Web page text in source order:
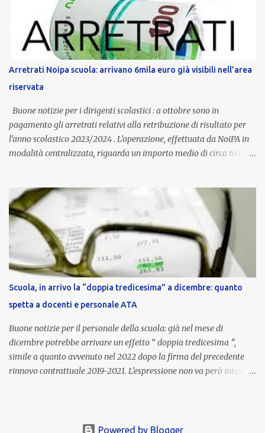
normativa nazionale e con l’obiettivo di offrire maggiore tutela e
supporto in situazioni delicate. L’indennità provinciale per i docenti
è un unicum in Italia: si tratta di una misura esclusiva della
Provincia autonoma di Bolzano, che integra in maniera stabile lo
stipendio nazionale grazie alle prerogative garantite
dall’autonomia locale. Non è un bonus temporaneo né un
compenso accessorio, ma una voce strutturale di retribuzione,
aggiornata periodicamente in base al cost...
Arretrati Noipa scuola: arrivano 6mila euro già visibili nell’area
riservata
Buone notizie per i dirigenti scolastici : a ottobre sono in
pagamento gli arretrati relativi alla retribuzione di risultato per
l’anno scolastico 2023/2024 . L’operazione, effettuata da NoiPA in
modalità centralizzata, riguarda un importo medio di circa 6.000
ordinaria di ottobre . Cos’è la retribuzione di risultato La
retribuzione di risultato rappresenta la parte variabile dello
stipendio dei dirigenti scolastici. Viene corrisposta per valorizzare
la qualità dell’attività svolta, la gestione delle risorse e il
raggiungimento degli obiettivi fissati dal Ministero dell’Istruzione
e del Merito (MIM) . Per l’anno scolastico 2023/2024, il MIM ha
completato la procedura di valutazione e trasmesso i dati a NoiPA,
che ha poi disposto la liquidazione automatica in busta paga . Gli
importi e le trattenute L’importo medio lordo riconosciuto è di 6....
Scuola, in arrivo la “doppia tredicesima” a dicembre: quanto
spetta a docenti e personale ATA
Buone notizie per il personale della scuola: già nel mese di
dicembre potrebbe arrivare un effetto “ doppia tredicesima ”,
simile a quanto avvenuto nel 2022 dopo la firma del precedente
rinnovo contrattuale 2019-2021. L’espressione non va però intesa in
un’integrazione straordinaria che, pur non raggiungendo l’importo
Powered by Blogger